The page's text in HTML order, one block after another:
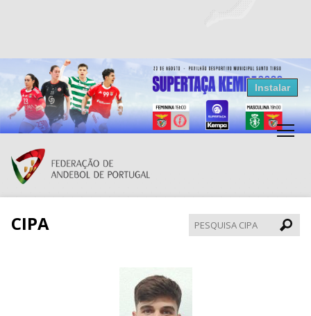
Resultados Andebol
Federação de Andebol de Portugal
Grátis - Disponivel na Play Store
Instalar
CIPA
CIPA